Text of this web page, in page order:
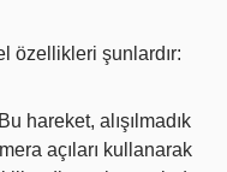
özellikleri şunlardır:
hareket, alışılmadık
açıları kullanarak